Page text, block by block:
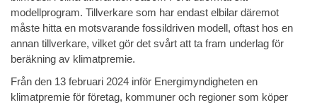
modellprogram. Tillverkare som har endast elbilar däremot
måste hitta en motsvarande fossildriven modell, oftast hos en
annan tillverkare, vilket gör det svårt att ta fram underlag för
beräkning av klimatpremie.
Från den 13 februari 2024 inför Energimyndigheten en
klimatpremie för företag, kommuner och regioner som köper